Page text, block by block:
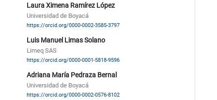
Laura Ximena Ramírez López
Universidad de Boyacá
https://orcid.org/0000-0002-3585-3797
Luis Manuel Limas Solano
Limeq SAS
https://orcid.org/0000-0001-5818-9596
Adriana María Pedraza Bernal
Universidad de Boyacá
https://orcid.org/0000-0002-0576-8102